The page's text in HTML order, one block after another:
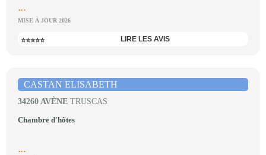
...
MISE À JOUR 2026
⭐⭐⭐⭐⭐ LIRE LES AVIS
CASTAN ELISABETH
34260 AVÈNE TRUSCAS
Chambre d'hôtes
...